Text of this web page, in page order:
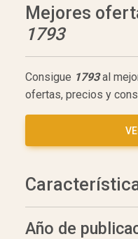
Mejores
1793
Consigue 1793al
ofertas, precios y
Año de